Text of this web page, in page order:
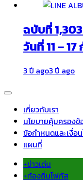
ฉบับที่
วันที่ 11 –
3 ปี ago3 ปี ago
เกี่ยวกับเรา
นโยบายคุ้มครอง
ข้อกำหนดและเงื่อ
แผนที่
+ข่าวเด่น
+ท้องถิ่นโฟกัส